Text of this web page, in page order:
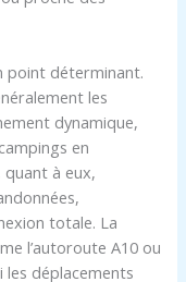
point déterminant.
les
dynamique,
en
à eux,
totale. La
l’autoroute A10 ou
les déplacements